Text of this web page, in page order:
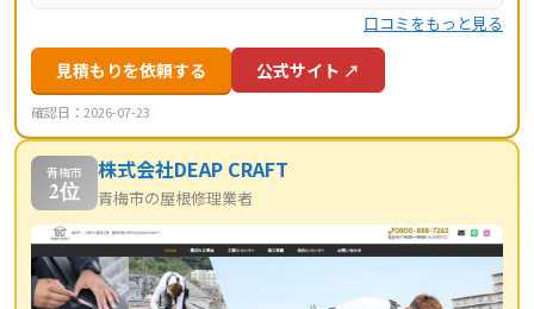
口コミをもっと見る
見積もりを依頼する 公式サイト ↗
確認日：2026-07-23
青梅市
2位
株式会社DEAP CRAFT
青梅市の屋根修理業者